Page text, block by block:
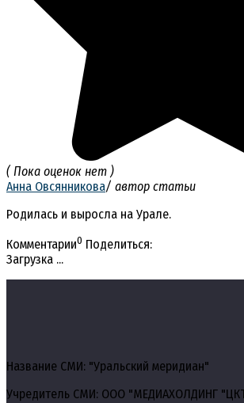
( Пока оценок нет )
Анна Овсянникова/ автор статьи
Родилась и выросла на Урале.
Комментарии0 Поделиться:
Загрузка ...
Название СМИ: "Уральский меридиан"
Учредитель СМИ: ООО "МЕДИАХОЛДИНГ